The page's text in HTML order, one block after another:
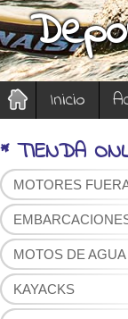
Inicio
* TIENDA
MOTORES
MOTOS DE AGUA
KAYACKS